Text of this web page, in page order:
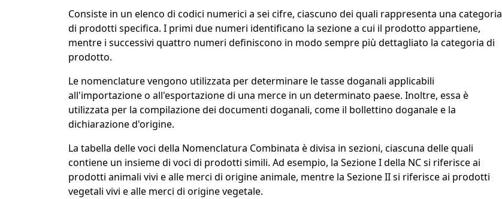
Consiste in un elenco di codici numerici a sei cifre, ciascuno dei quali rappresenta una categoria
di prodotti specifica. I primi due numeri identificano la sezione a cui il prodotto appartiene,
mentre i successivi quattro numeri definiscono in modo sempre più dettagliato la categoria di
prodotto.
Le nomenclature vengono utilizzata per determinare le tasse doganali applicabili
all'importazione o all'esportazione di una merce in un determinato paese. Inoltre, essa è
utilizzata per la compilazione dei documenti doganali, come il bollettino doganale e la
dichiarazione d'origine.
La tabella delle voci della Nomenclatura Combinata è divisa in sezioni, ciascuna delle quali
contiene un insieme di voci di prodotti simili. Ad esempio, la Sezione I della NC si riferisce ai
prodotti animali vivi e alle merci di origine animale, mentre la Sezione II si riferisce ai prodotti
vegetali vivi e alle merci di origine vegetale.